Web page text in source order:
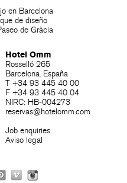
en Barcelona
de diseño
de Gràcia
Hotel Omm
Rosselló 265
Barcelona. España
T +34 93 445 40 00
F +34 93 445 40 04
NIRC: HB-004273
reservas@hotelomm.com
Job enquiries
Aviso legal